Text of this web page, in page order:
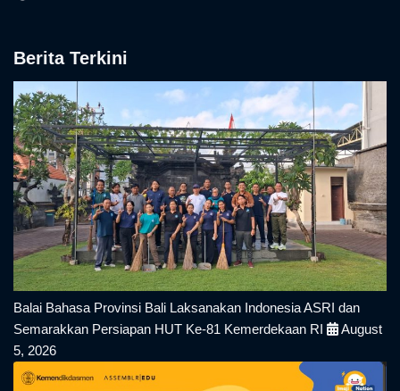
Berita Terkini
Balai Bahasa Provinsi Bali Laksanakan Indonesia ASRI dan
Semarakkan Persiapan HUT Ke-81 Kemerdekaan RI
August
5, 2026